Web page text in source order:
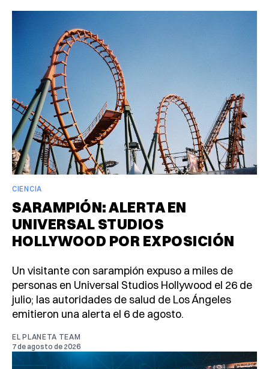
CIENCIA
SARAMPIÓN: ALERTA EN
UNIVERSAL STUDIOS
HOLLYWOOD POR EXPOSICIÓN
Un visitante con sarampión expuso a miles de
personas en Universal Studios Hollywood el 26 de
julio; las autoridades de salud de Los Ángeles
emitieron una alerta el 6 de agosto.
EL PLANETA TEAM
7 de agosto de 2026